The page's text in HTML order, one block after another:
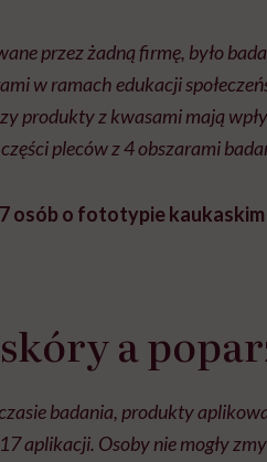
przez żadną firmę, było
w ramach edukacji
produkty z kwasami mają
pleców z 4 obszarami
osób o fototypie
a
badania, produkty
aplikacji. Osoby nie mogły